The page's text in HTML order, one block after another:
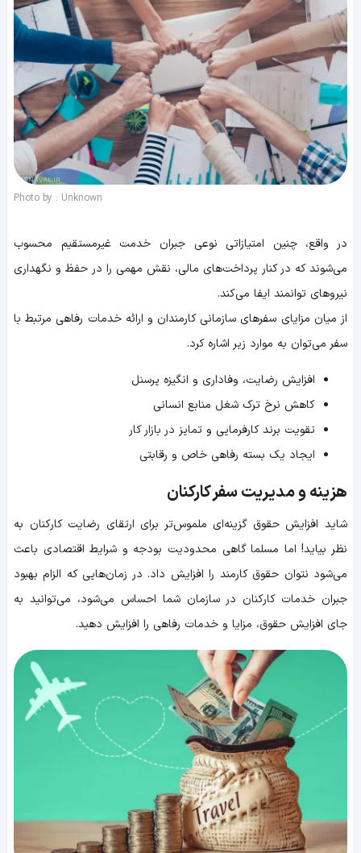
Photo by : Unknown
در واقع، چنین امتیازاتی نوعی جبران خدمت غیرمستقیم محسوب
می‌شوند که در کنار پرداخت‌های مالی، نقش مهمی را در حفظ و نگهداری
نیروهای توانمند ایفا می‌کند.
از میان مزایای سفرهای سازمانی کارمندان و ارائه خدمات رفاهی مرتبط با
سفر می‌توان به موارد زیر اشاره کرد.
افزایش رضایت، وفاداری و انگیزه پرسنل
کاهش نرخ ترک شغل منابع انسانی
تقویت برند کارفرمایی و تمایز در بازار کار
ایجاد یک بسته رفاهی خاص و رقابتی
هزینه و مدیریت سفر کارکنان
شاید افزایش حقوق گزینه‌ای ملموس‌تر برای ارتقای رضایت کارکنان به
نظر بیاید! اما مسلما گاهی محدودیت بودجه و شرایط اقتصادی باعث
می‌شود نتوان حقوق کارمند را افزایش داد. در زمان‌هایی که الزام بهبود
جبران خدمات کارکنان در سازمان شما احساس می‌شود، می‌توانید به
جای افزایش حقوق، مزایا و خدمات رفاهی را افزایش دهید.